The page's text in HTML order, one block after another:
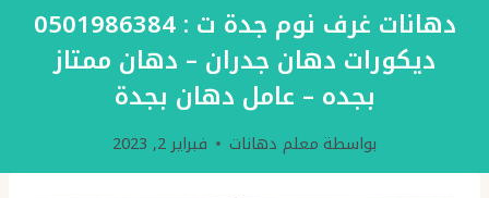
دهانات غرف نوم جدة ت : 0501986384
ديكورات دهان جدران – دهان ممتاز
بجده – عامل دهان بجدة
بواسطة معلم دهانات فبراير 2, 2023